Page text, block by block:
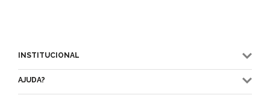
INSTITUCIONAL
AJUDA?